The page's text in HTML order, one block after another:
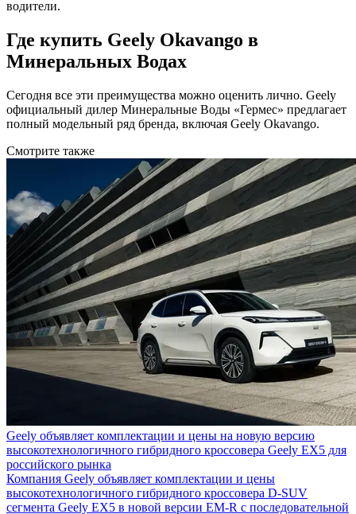
водители.
Где купить Geely Okavango в
Минеральных Водах
Сегодня все эти преимущества можно оценить лично. Geely
официальный дилер Минеральные Воды «Гермес» предлагает
полный модельный ряд бренда, включая Geely Okavango.
Смотрите также
Geely объявляет комплектации и цены на новую версию
высокотехнологичного гибридного кроссовера Geely EX5 для
российского рынка
Компания Geely объявляет комплектации и цены
высокотехнологичного гибридного кроссовера D-SUV
сегмента Geely EX5 в новой версии EM-R с последовательной